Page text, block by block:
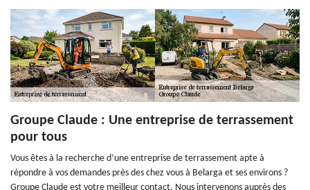
Groupe Claude : Une entreprise de terrassement
pour tous
Vous êtes à la recherche d’une entreprise de terrassement apte à
répondre à vos demandes près des chez vous à Belarga et ses environs ?
Groupe Claude est votre meilleur contact. Nous intervenons auprès des